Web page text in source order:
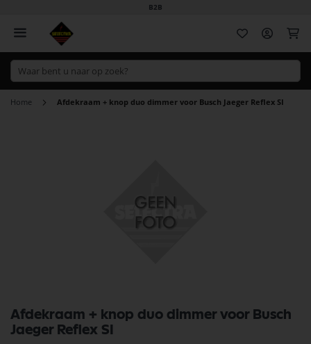
B2B
Home Afdekraam + knop duo dimmer voor Busch Jaeger Reflex SI
Afdekraam + knop duo dimmer voor Busch
Jaeger Reflex SI
naar
het